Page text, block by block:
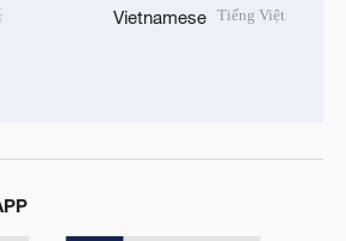
Vietnamese Tiếng Việt